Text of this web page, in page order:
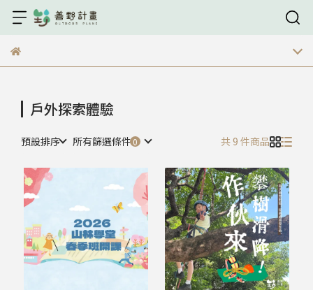
戶外探索體驗
預設排序 所有篩選條件 共 9 件商品